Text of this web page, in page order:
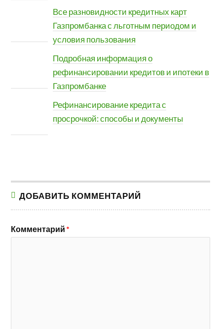
Все разновидности кредитных карт
Газпромбанка с льготным периодом и
условия пользования
Подробная информация о
рефинансировании кредитов и ипотеки в
Газпромбанке
Рефинансирование кредита с
просрочкой: способы и документы
ДОБАВИТЬ КОММЕНТАРИЙ
Комментарий *